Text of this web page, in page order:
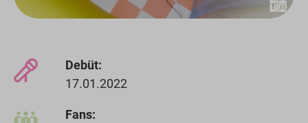
Debüt:
17.01.2022
Fans: